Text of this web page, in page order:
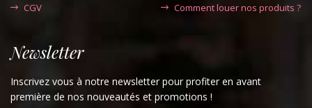
CGV
Comment louer nos produits ?
Newsletter
Inscrivez vous à notre newsletter pour profiter en avant
première de nos nouveautés et promotions !